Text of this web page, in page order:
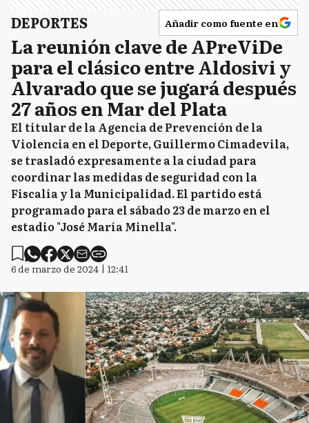
DEPORTES Añadir como fuente en
La reunión clave de APreViDe
para el clásico entre Aldosivi y
Alvarado que se jugará después
27 años en Mar del Plata
El titular de la Agencia de Prevención de la
Violencia en el Deporte, Guillermo Cimadevila,
se trasladó expresamente a la ciudad para
coordinar las medidas de seguridad con la
Fiscalía y la Municipalidad. El partido está
programado para el sábado 23 de marzo en el
estadio "José María Minella".
6 de marzo de 2024 | 12:41